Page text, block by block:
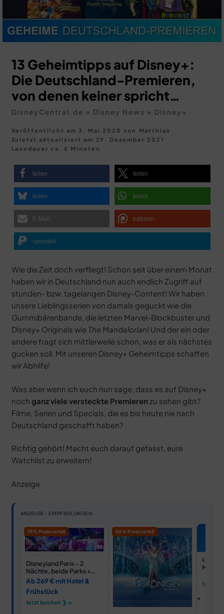
×
DEALS
MEIN HQ
50
13 Geheimtipps auf Disney+:
Die Deutschland-Premieren,
von denen keiner spricht…
DisneyCentral.de » Disney News » Disney+
Veröffentlicht am 3. Mai 2020 von
Matthias
Zuletzt aktualisiert am
29. Dezember 2021
Lesedauer ca. 6 Minuten
teilen teilen
teilen teilen
E-Mail patreon
spenden
Wie die Zeit doch verfliegt! Schon seit über einem Monat
haben wir in Deutschland nun auch endlich Zugriff auf
stunden- bzw. tagelangen Disney-Content! Wir haben
unsere Lieblingsserien von damals geguckt wie die
Gummibärenbande, die letzten Marvel-Blockbuster und
Disney+ Originals wie The Mandalorian! Und der ein oder
andere fragt sich mittlerweile schon, was er als nächstes
gucken soll. Mit unseren Disney+ Geheimtipps schaffen
wir Abhilfe!
Was aber wenn ich euch nun sage, dass es auf Disney+
noch ganz viele versteckte Premieren zu sehen gibt?
Filme, Serien und Specials, die es bis heute nie nach
Deutschland geschafft haben?
Richtig gehört! Macht euch darauf gefasst, eure
Watchlist zu erweitern!
Anzeige
ANZEIGE · EMPFEHLUNGEN
19% Preisvorteil
Disneyland Paris – 2
Nächte, beide Parks +
Hotel
Ab 269 € mit Hotel &
Frühstück
Jetzt buchen ❯ →
26% Preisvorteil
EVENTIM
Tickets